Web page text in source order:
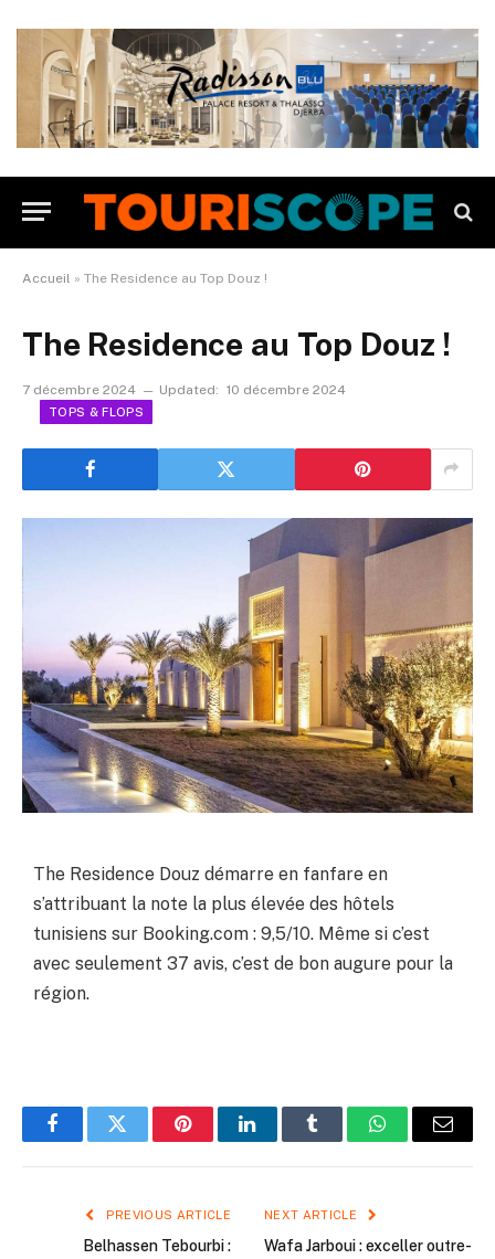
Accueil » The Residence au Top Douz !
The Residence au Top Douz !
7 décembre 2024 Updated: 10 décembre 2024
TOPS & FLOPS
The Residence Douz démarre en fanfare en
s’attribuant la note la plus élevée des hôtels
tunisiens sur Booking.com : 9,5/10. Même si c’est
avec seulement 37 avis, c’est de bon augure pour la
région.
FacebookTwitter PinterestLinkedInTumblr WhatsAppEmail
PREVIOUS ARTICLE
Belhassen Tebourbi :
NEXT ARTICLE
Wafa Jarboui : exceller outre-